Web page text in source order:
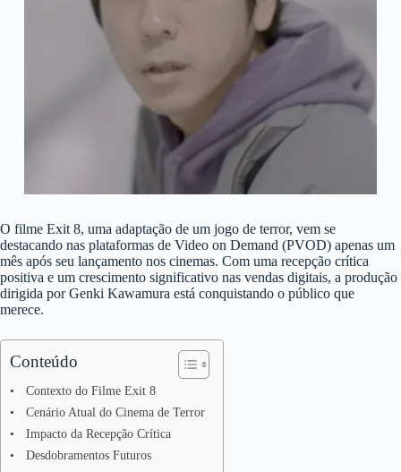
O filme Exit 8, uma adaptação de um jogo de terror, vem se
destacando nas plataformas de Video on Demand (PVOD) apenas um
mês após seu lançamento nos cinemas. Com uma recepção crítica
positiva e um crescimento significativo nas vendas digitais, a produção
dirigida por Genki Kawamura está conquistando o público que
merece.
Conteúdo
Contexto do Filme Exit 8
Cenário Atual do Cinema de Terror
Impacto da Recepção Crítica
Desdobramentos Futuros